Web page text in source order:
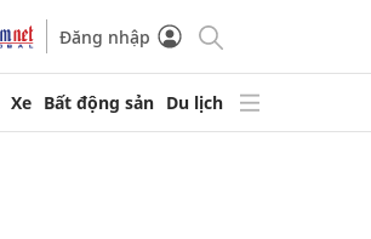
Đăng nhập
Xe Bất động sản Du lịch